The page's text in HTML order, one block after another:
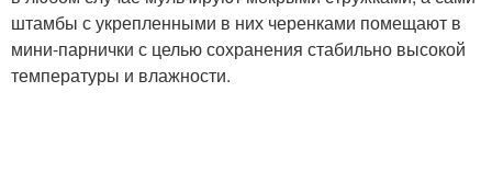
штамбы с укрепленными в них черенками помещают в
мини-парнички с целью сохранения стабильно высокой
температуры и влажности.